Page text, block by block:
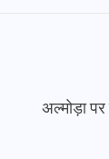
अल्मोड़ा